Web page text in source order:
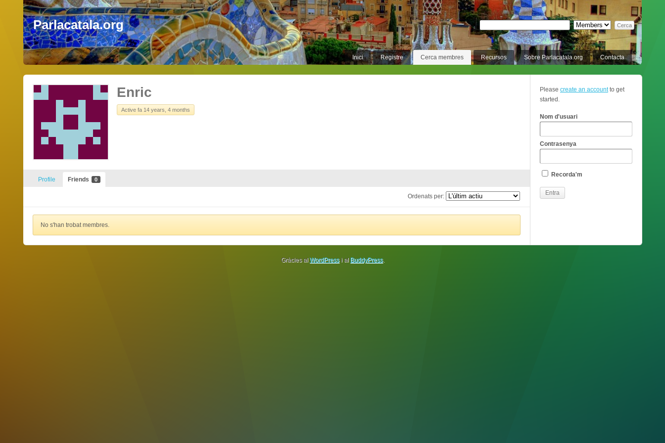
Parlacatala.org
Inici Registre Cerca membres Recursos Sobre Parlacatala.org Contacta
Enric
Active fa 14 years, 4 months
Profile Friends 0
Ordenats per:
No s'han trobat membres.
Please create an accountto get
started.
Nom d'usuari
Contrasenya
Recorda'm
Gràcies al WordPressi al BuddyPress.